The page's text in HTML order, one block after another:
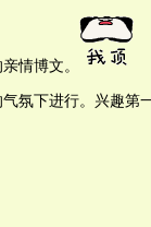
情博文。
氛下进行。兴趣第